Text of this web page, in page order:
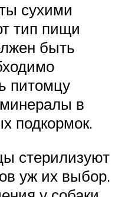
сухими
тип пищи
быть
питомцу
в
подкормок.
стерилизуют
уж их выбор.